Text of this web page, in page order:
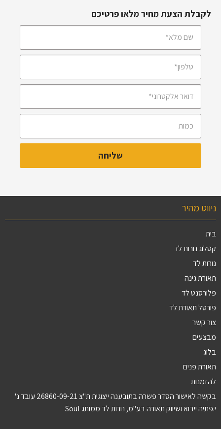
לקבלת הצעת מחיר מלאו פרטיכם
ניווט מהיר
בית
קטלוג נורות לד
נורות לד
תאורת גינה
פלורסנט לד
פורטל תאורת לד
צור קשר
מבצעים
בלוג
תאורת פנים
להזמנות
בקשה לאישור הסדר פשרה בתובענה ייצוגית ת"צ 26860-09-21 עובד נ'
י.פתיה ייבוא ושיווק תאורה בע"מ, נורות לד ממותג Soul